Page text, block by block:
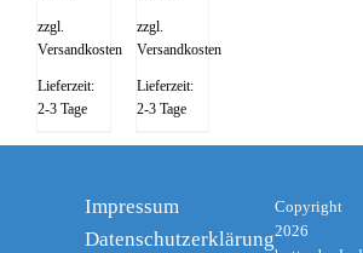
zzgl.
Versandkosten
Lieferzeit:
2-3 Tage
zzgl.
Versandkosten
Lieferzeit:
2-3 Tage
Impressum
Datenschutzerklärung
Copyright
2026